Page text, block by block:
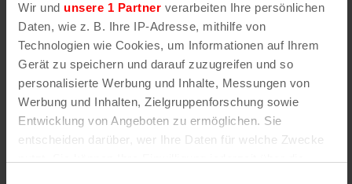
Wir und unsere 1 Partner verarbeiten Ihre persönlichen
Daten, wie z. B. Ihre IP-Adresse, mithilfe von
Technologien wie Cookies, um Informationen auf Ihrem
Gerät zu speichern und darauf zuzugreifen und so
personalisierte Werbung und Inhalte, Messungen von
Werbung und Inhalten, Zielgruppenforschung sowie
Entwicklung von Angeboten zu ermöglichen. Sie
entscheiden darüber, wer Ihre Daten für welche Zwecke
Oktober 2026
MO.
26 Moonlight Market
26. Oktober | 17:00 Moonlight Market
Pattenhalle Ehrenfeld Christianstraße 82, Köln, NRW
5€